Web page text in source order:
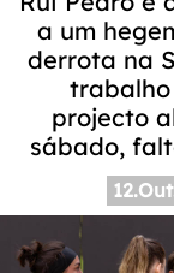
a um
derrota na
projecto
sábado,